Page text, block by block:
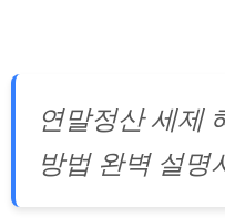
연말정산 세제
방법 완벽 설명